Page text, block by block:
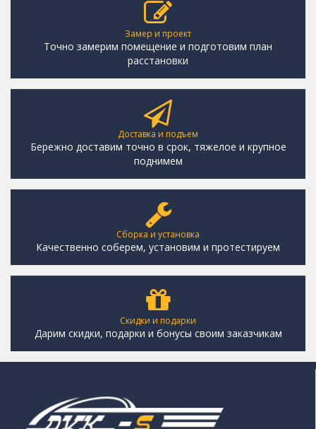
Замер и проект
Точно замерим помещение и подготовим план
расстановки
Доставка и подъем
Бережно доставим точно в срок, тяжелое и крупное
поднимем
Сборка и установка
Качественно соберем, установим и протестируем
Скидки и подарки
Дарим скидки, подарки и бонусы своим заказчикам